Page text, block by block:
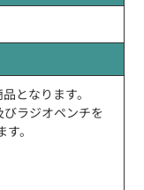
となります。
ラジオペンチを
。